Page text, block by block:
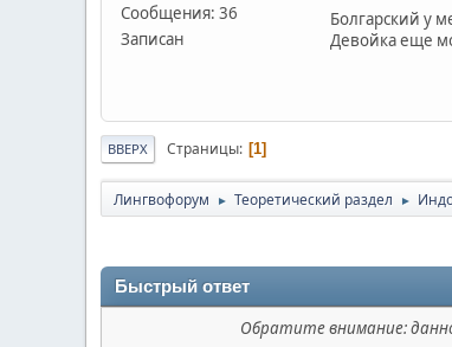
Сообщения: 36
Записан
Болгарский у
Девойка еще
ВВЕРХ Страницы 1
Лингвофорум ► Теоретический раздел ►
Быстрый ответ
Обратите внимание: